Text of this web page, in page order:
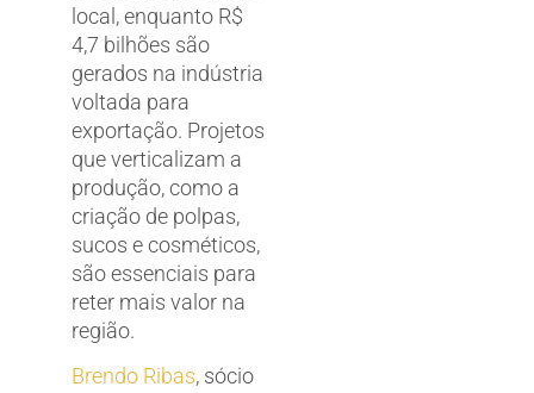
local, enquanto R$
4,7 bilhões são
gerados na indústria
voltada para
exportação. Projetos
que verticalizam a
produção, como a
criação de polpas,
sucos e cosméticos,
são essenciais para
reter mais valor na
região.
Brendo Ribas, sócio